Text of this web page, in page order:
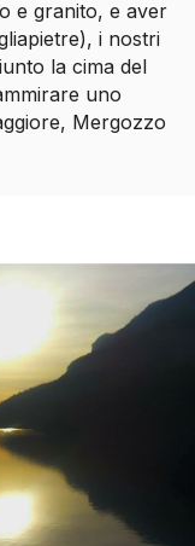
e granito, e aver
i nostri
la cima del
uno
Mergozzo